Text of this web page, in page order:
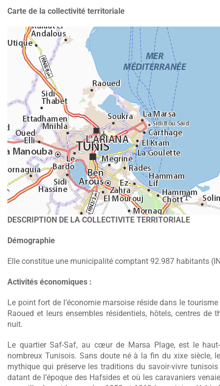
Carte de la collectivité territoriale
DESCRIPTION DE LA COLLECTIVITE TERRITORIALE
Démographie
Elle constitue une municipalité comptant 92.987 habitants
Activités économiques :
Le point fort de l’économie marsoise réside dans le
Raoued et leurs ensembles résidentiels, hôtels, centres de
nuit.
Le quartier Saf-Saf, au cœur de Marsa Plage, est le
nombreux Tunisois. Sans doute né à la fin du xixe siècle,
mythique qui préserve les traditions du savoir-vivre
datant de l’époque des Hafsides et où les caravaniers